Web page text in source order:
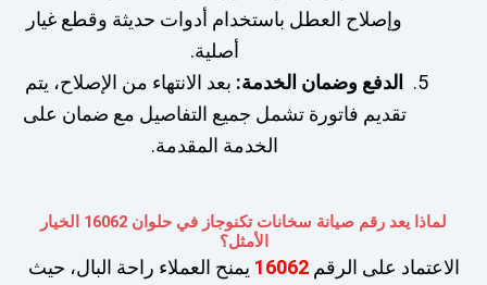
وإصلاح العطل باستخدام أدوات حديثة وقطع غيار
أصلية.
الدفع وضمان الخدمة: بعد الانتهاء من الإصلاح، يتم
تقديم فاتورة تشمل جميع التفاصيل مع ضمان على
الخدمة المقدمة.
لماذا يعد رقم صيانة سخانات تكنوجاز في حلوان 16062 الخيار
الأمثل؟
الاعتماد على الرقم16062 يمنح العملاء راحة البال، حيث